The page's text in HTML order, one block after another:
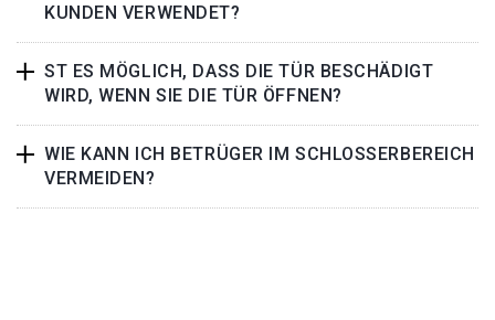
KUNDEN VERWENDET?
ST ES MÖGLICH, DASS DIE TÜR BESCHÄDIGT
WIRD, WENN SIE DIE TÜR ÖFFNEN?
WIE KANN ICH BETRÜGER IM SCHLOSSERBEREICH
VERMEIDEN?